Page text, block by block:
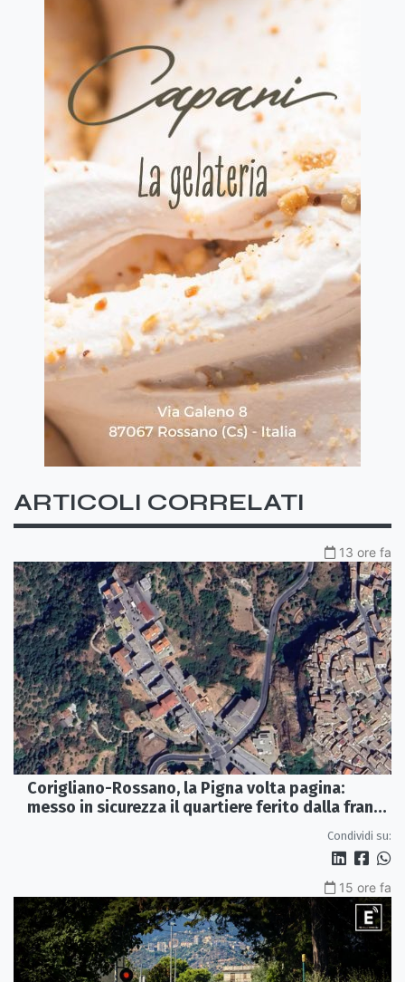
ARTICOLI CORRELATI
13 ore fa
Corigliano-Rossano, la Pigna volta pagina:
messo in sicurezza il quartiere ferito dalla frana
Condividi su:
15 ore fa